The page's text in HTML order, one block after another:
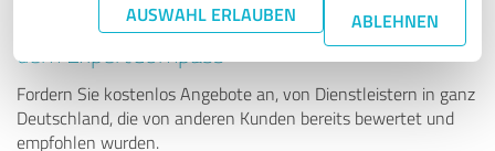
AUSWAHL ERLAUBEN ABLEHNEN
Tipp: Die passenden Experten finden - mit
dem ExpertCompass
Fordern Sie kostenlos Angebote an, von Dienstleistern in ganz
Deutschland, die von anderen Kunden bereits bewertet und
empfohlen wurden.